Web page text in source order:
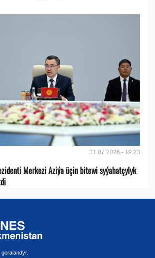
31.07.2026 - 19:23
Merkezi Aziýa üçin bitewi syýahatçylyk